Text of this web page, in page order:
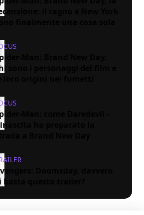
il ragno e New York
Man: Brand New Day,
sono i personaggi del film e
Man: come Daredevil -
ha preparato la
Doomsday, davvero
basta questo trailer?